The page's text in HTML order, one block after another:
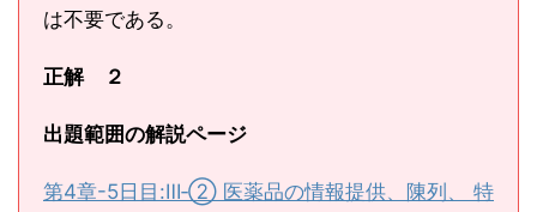
は不要である。
正解 ２
出題範囲の解説ページ
第4章-5日目:Ⅲ‐② 医薬品の情報提供、陳列、 特